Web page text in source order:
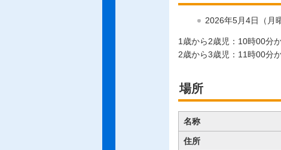
2026年5月4日（月
1歳から2歳児：10時00分
2歳から3歳児：11時00分
場所
名称
住所